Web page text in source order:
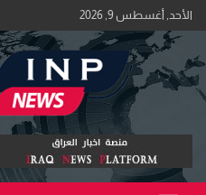
Skip
to
content
الأحد, أغسطس 9, 2026
منصة اخبار
اكبر منصة خبرية في العراق |